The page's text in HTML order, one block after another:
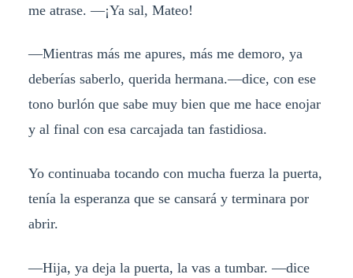
me atrase. —¡Ya sal, Mateo!
—Mientras más me apures, más me demoro, ya
deberías saberlo, querida hermana.—dice, con ese
tono burlón que sabe muy bien que me hace enojar
y al final con esa carcajada tan fastidiosa.
Yo continuaba tocando con mucha fuerza la puerta,
tenía la esperanza que se cansará y terminara por
abrir.
—Hija, ya deja la puerta, la vas a tumbar. —dice